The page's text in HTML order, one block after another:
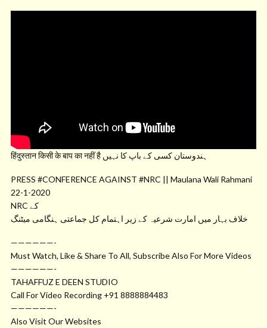
हिंदुस्तान किसी के बाप का नहीं है ہندوستان کسی کے باپ کا نہیں
PRESS #CONFERENCE AGAINST #NRC || Maulana Wali Rahmani
22-1-2020
NRC کے
خلاف بہار میں امارت شرعیہ کے زیر اہتمام کل جماعتی ہنگامی میٹنگ
——————-
Must Watch, Like & Share To All, Subscribe Also For More Videos
——————-
TAHAFFUZ E DEEN STUDIO
Call For Video Recording +91 8888884483
——————-
Also Visit Our Websites